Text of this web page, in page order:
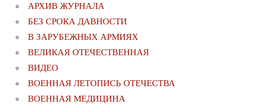
АРХИВ ЖУРНАЛА
БЕЗ СРОКА ДАВНОСТИ
В ЗАРУБЕЖНЫХ АРМИЯХ
ВЕЛИКАЯ ОТЕЧЕСТВЕННАЯ
ВИДЕО
ВОЕННАЯ ЛЕТОПИСЬ ОТЕЧЕСТВА
ВОЕННАЯ МЕДИЦИНА